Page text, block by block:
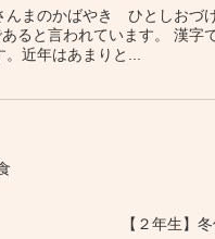
まのかばやき ひとしお
ると言われています。 漢
近年はあまりと...
【２年生】